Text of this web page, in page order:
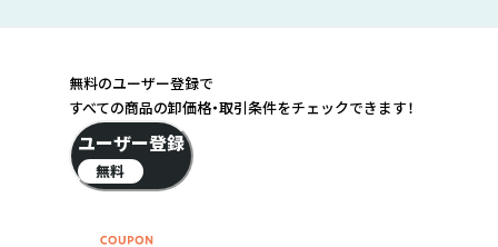
無料のユーザー登録で
すべての商品の卸価格・取引条件をチェックできます！
ユーザー登録
無料